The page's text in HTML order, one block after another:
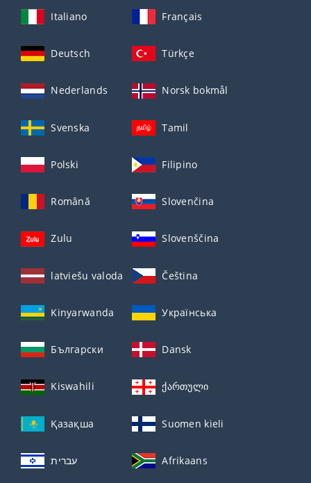
Italiano Français
Deutsch Türkçe
Nederlands Norsk bokmål
Svenska Tamil
Polski Filipino
Română Slovenčina
Zulu Slovenščina
latviešu valoda Čeština
Kinyarwanda Українська
Български Dansk
Kiswahili ქართული
Қазақша Suomen kieli
עברית Afrikaans